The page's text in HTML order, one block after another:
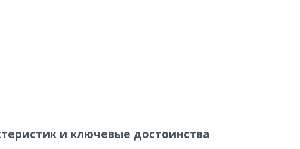
и ключевые достоинства